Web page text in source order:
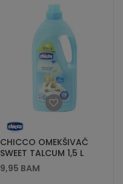
CHICCO OMEKŠIVAČ
SWEET TALCUM 1,5 L
9,95 BAM